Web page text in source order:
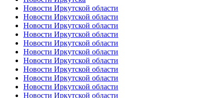
Новости Иркутской области
Новости Иркутской области
Новости Иркутской области
Новости Иркутской области
Новости Иркутской области
Новости Иркутской области
Новости Иркутской области
Новости Иркутской области
Новости Иркутской области
Новости Иркутской области
Новости Иркутской области